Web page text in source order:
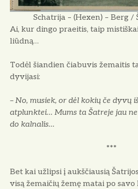
Schatrija – (Hexen) – Berg /
Ai, kur dingo praeitis, taip
liūdną…
Todėl šiandien čiabuvis žemaitis
dyvijasi:
– No, musiek, or dėl kokių če dyvų
atplunktei… Mums ta Šatreje jau
do kalnalis…
***
Bet kai užlipsi į aukščiausią
visą žemaičių žemę matai po savo